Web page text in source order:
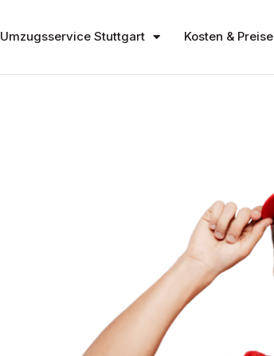
Umzugsservice Stuttgart Kosten & Preise